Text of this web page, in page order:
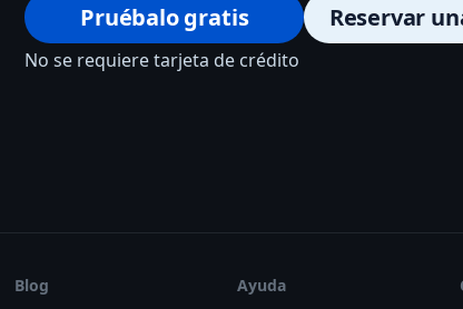
Pruébalo gratis
No se requiere tarjeta de crédito
Reservar
Blog
Ayuda